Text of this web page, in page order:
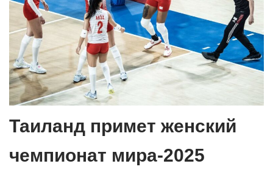
Таиланд примет женский
чемпионат мира-2025